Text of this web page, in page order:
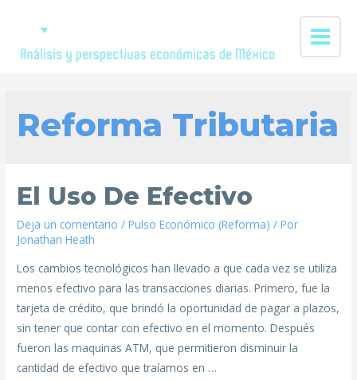
Reforma Tributaria
El Uso De Efectivo
Deja un comentario /Pulso Económico (Reforma) / Por
Jonathan Heath
Los cambios tecnológicos han llevado a que cada vez se utiliza
menos efectivo para las transacciones diarias. Primero, fue la
tarjeta de crédito, que brindó la oportunidad de pagar a plazos,
sin tener que contar con efectivo en el momento. Después
fueron las maquinas ATM, que permitieron disminuir la
cantidad de efectivo que traíamos en …